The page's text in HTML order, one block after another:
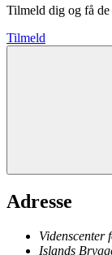
Tilmeld dig og få de
Tilmeld
Adresse
Videnscenter
Islands